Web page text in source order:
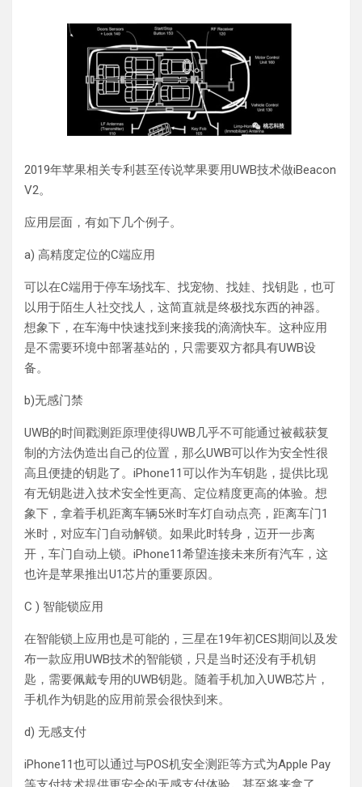
2019年苹果相关专利甚至传说苹果要用UWB技术做iBeacon
V2。
应用层面，有如下几个例子。
a) 高精度定位的C端应用
可以在C端用于停车场找车、找宠物、找娃、找钥匙，也可
以用于陌生人社交找人，这简直就是终极找东西的神器。
想象下，在车海中快速找到来接我的滴滴快车。这种应用
是不需要环境中部署基站的，只需要双方都具有UWB设
备。
b)无感门禁
UWB的时间戳测距原理使得UWB几乎不可能通过被截获复
制的方法伪造出自己的位置，那么UWB可以作为安全性很
高且便捷的钥匙了。iPhone11可以作为车钥匙，提供比现
有无钥匙进入技术安全性更高、定位精度更高的体验。想
象下，拿着手机距离车辆5米时车灯自动点亮，距离车门1
米时，对应车门自动解锁。如果此时转身，迈开一步离
开，车门自动上锁。iPhone11希望连接未来所有汽车，这
也许是苹果推出U1芯片的重要原因。
C ) 智能锁应用
在智能锁上应用也是可能的，三星在19年初CES期间以及发
布一款应用UWB技术的智能锁，只是当时还没有手机钥
匙，需要佩戴专用的UWB钥匙。随着手机加入UWB芯片，
手机作为钥匙的应用前景会很快到来。
d) 无感支付
iPhone11也可以通过与POS机安全测距等方式为Apple Pay